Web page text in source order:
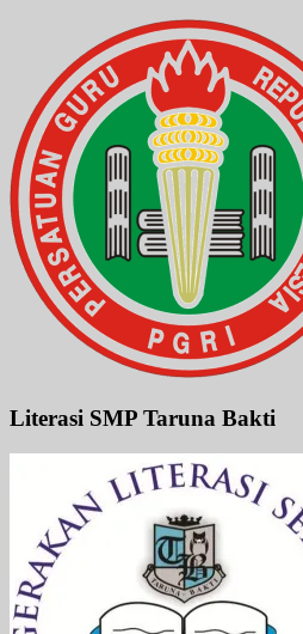
Literasi SMP Taruna Bakti